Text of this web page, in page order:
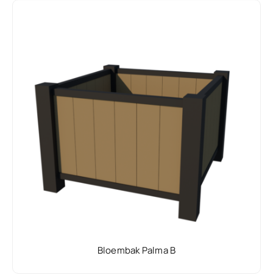
Bloembak Palma B